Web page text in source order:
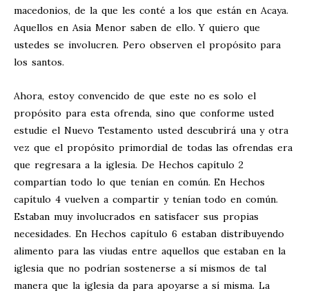
macedonios, de la que les conté a los que están en Acaya.
Aquellos en Asia Menor saben de ello. Y quiero que
ustedes se involucren. Pero observen el propósito para
los santos.
Ahora, estoy convencido de que este no es solo el
propósito para esta ofrenda, sino que conforme usted
estudie el Nuevo Testamento usted descubrirá una y otra
vez que el propósito primordial de todas las ofrendas era
que regresara a la iglesia. De Hechos capítulo 2
compartían todo lo que tenían en común. En Hechos
capítulo 4 vuelven a compartir y tenían todo en común.
Estaban muy involucrados en satisfacer sus propias
necesidades. En Hechos capítulo 6 estaban distribuyendo
alimento para las viudas entre aquellos que estaban en la
iglesia que no podrían sostenerse a sí mismos de tal
manera que la iglesia da para apoyarse a sí misma. La